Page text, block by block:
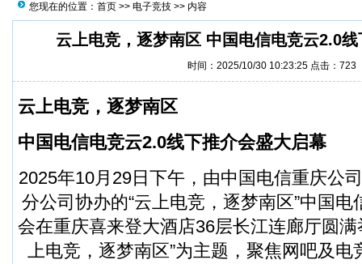
您现在的位置： 首页 >> 电子竞技 >> 内容
云上电竞，逐梦南区 中国电信电竞云2.0
时间：2025/10/30 10:23:25 点击：723
云上电竞，逐梦南区
中国电信电竞云2.0线下推介会盛大启幕
2025年10月29日下午，由中国电信重庆公
分公司协办的“云上电竞，逐梦南区”中国
会在重庆喜来登大酒店36层长江连廊厅圆满
上电竞，逐梦南区”为主题，聚焦网吧及电